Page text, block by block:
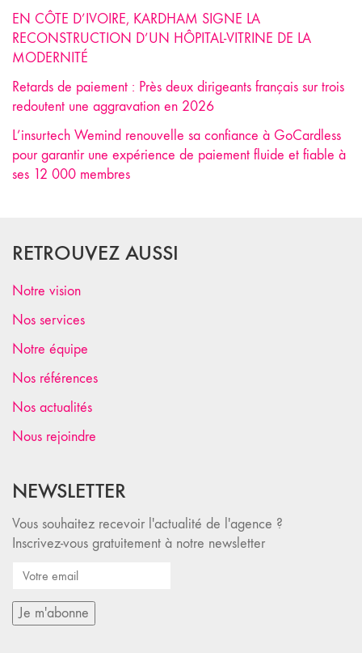
EN CÔTE D’IVOIRE, KARDHAM SIGNE LA
RECONSTRUCTION D’UN HÔPITAL-VITRINE DE LA
MODERNITÉ
Retards de paiement : Près deux dirigeants français sur trois
redoutent une aggravation en 2026
L’insurtech Wemind renouvelle sa confiance à GoCardless
pour garantir une expérience de paiement fluide et fiable à
ses 12 000 membres
RETROUVEZ AUSSI
Notre vision
Nos services
Notre équipe
Nos références
Nos actualités
Nous rejoindre
NEWSLETTER
Vous souhaitez recevoir l'actualité de l'agence ?
Inscrivez-vous gratuitement à notre newsletter